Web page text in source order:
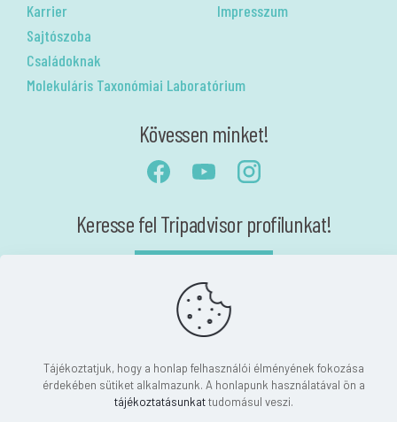
Karrier
Sajtószoba
Családoknak
Molekuláris Taxonómiai Laboratórium
Impresszum
Kövessen minket!
Keresse fel Tripadvisor profilunkat!
Akadálymentesítési nyilatkozat
Nyilatkozat
Tájékoztatjuk, hogy a honlap felhasználói élményének fokozása
érdekében sütiket alkalmazunk. A honlapunk használatával ön a
tájékoztatásunkattudomásul veszi.